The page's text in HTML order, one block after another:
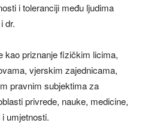
i toleranciji među ljudima
dr.
kao priznanje fizičkim licima,
vjerskim zajednicama,
pravnim subjektima za
privrede, nauke, medicine,
umjetnosti.